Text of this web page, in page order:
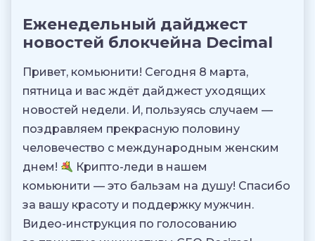
Еженедельный дайджест
новостей блокчейна Decimal
Привет, комьюнити! Сегодня 8 марта,
пятница и вас ждёт дайджест уходящих
новостей недели. И, пользуясь случаем —
поздравляем прекрасную половину
человечество с международным женским
днем!
Крипто-леди в нашем
комьюнити — это бальзам на душу! Спасибо
за вашу красоту и поддержку мужчин.
Видео-инструкция по голосованию